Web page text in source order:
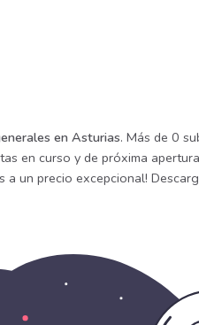
en Asturias. Más de 0
en curso y de próxima
un precio excepcional!